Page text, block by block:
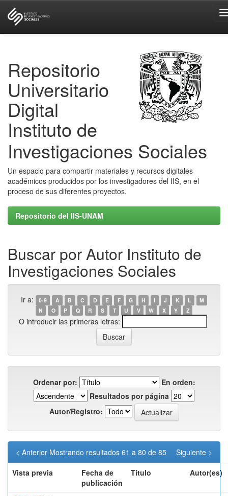
Repositorio
Universitario
Digital
Instituto de
Investigaciones Sociales
Un espacio para compartir materiales y recursos digitales
académicos producidos por los investigadores del IIS, en el
proceso de sus diferentes proyectos.
Repositorio del IIS-UNAM
Buscar por Autor Instituto de
Investigaciones Sociales
Ir a: 0-9 A B C D E F G H I J K L
M
N
O P Q R S T U V W X Y Z
O introducir las primeras letras:
Ordenar por:
En orden:
Resultados por página
Autor/Registro:
Mostrando resultados 61 a 80 de 85
< Anterior
Siguiente >
Vista previa
Fecha de
publicación
Título Autor(es)